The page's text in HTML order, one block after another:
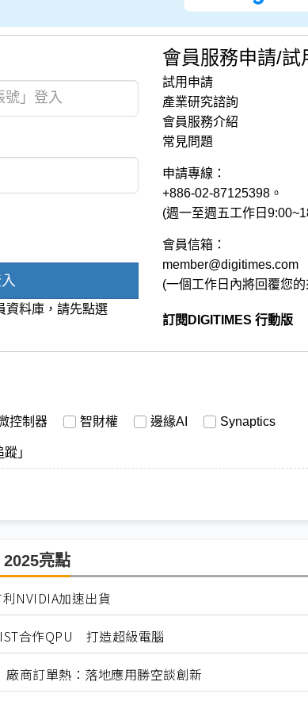
料庫，請先點選
會員服務申請/試
試用申請
產業研究諮詢
會員服務介紹
常見問題
申請專線：
+886-02-87125398。
(週一至週五工作日
會員信箱：
member@digitimes.com
(一個工作日內將回覆您
訂閱DIGITIMES 行動版
控制器 智財權 邊緣AI Synaptics
」
亮點
NVIDIA加速出貨
合作QPU 打造超級電腦
商訂單熱：落地應用勝空談創新